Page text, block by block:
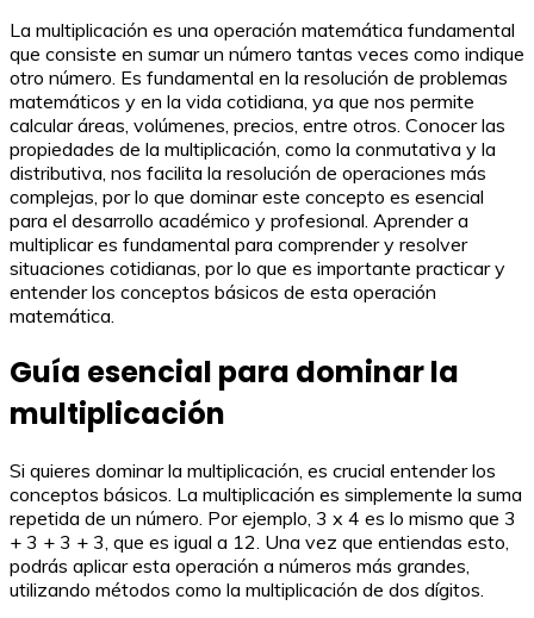
La multiplicación es una operación matemática fundamental
que consiste en sumar un número tantas veces como indique
otro número. Es fundamental en la resolución de problemas
matemáticos y en la vida cotidiana, ya que nos permite
calcular áreas, volúmenes, precios, entre otros. Conocer las
propiedades de la multiplicación, como la conmutativa y la
distributiva, nos facilita la resolución de operaciones más
complejas, por lo que dominar este concepto es esencial
para el desarrollo académico y profesional. Aprender a
multiplicar es fundamental para comprender y resolver
situaciones cotidianas, por lo que es importante practicar y
entender los conceptos básicos de esta operación
matemática.
Guía esencial para dominar la
multiplicación
Si quieres dominar la multiplicación, es crucial entender los
conceptos básicos. La multiplicación es simplemente la suma
repetida de un número. Por ejemplo, 3 x 4 es lo mismo que 3
+ 3 + 3 + 3, que es igual a 12. Una vez que entiendas esto,
podrás aplicar esta operación a números más grandes,
utilizando métodos como la multiplicación de dos dígitos.